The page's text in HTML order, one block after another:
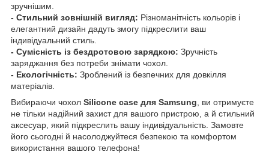
зручнішим.
- Стильний зовнішній вигляд: Різноманітність кольорів і
елегантний дизайн дадуть змогу підкреслити ваш
індивідуальний стиль.
- Сумісність із бездротовою зарядкою: Зручність
заряджання без потреби знімати чохол.
- Екологічність: Зроблений із безпечних для довкілля
матеріалів.
Вибираючи чохол Silicone case для Samsung , ви отримуєте
не тільки надійний захист для вашого пристрою, а й стильний
аксесуар, який підкреслить вашу індивідуальність. Замовте
його сьогодні й насолоджуйтеся безпекою та комфортом
використання вашого телефона!